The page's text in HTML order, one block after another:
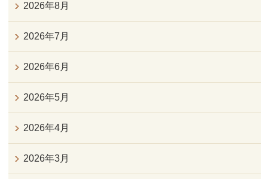
2026年8月
2026年7月
2026年6月
2026年5月
2026年4月
2026年3月